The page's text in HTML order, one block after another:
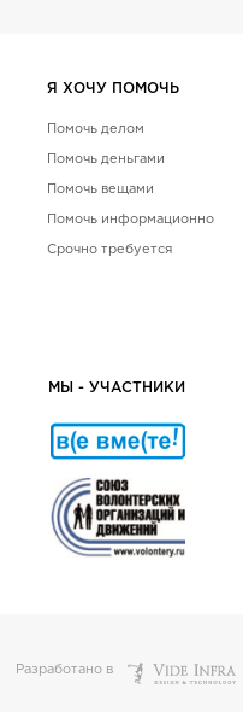
Я ХОЧУ ПОМОЧЬ
Помочь делом
Помочь деньгами
Помочь вещами
Помочь информационно
Срочно требуется
МЫ - УЧАСТНИКИ
Разработано в